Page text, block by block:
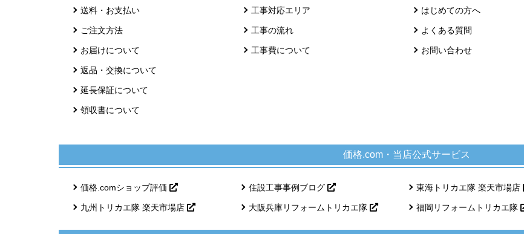
送料・お支払い
ご注文方法
お届けについて
返品・交換について
延長保証について
領収書について
工事対応エリア
工事の流れ
工事費について
はじめての方へ
よくある質問
お問い合わせ
価格.com・当店公式サービス
価格.comショップ評価 住設工事事例ブログ 東海トリカエ隊 楽天市場店
九州トリカエ隊 楽天市場店 大阪兵庫リフォームトリカエ隊 福岡リフォームトリカエ隊